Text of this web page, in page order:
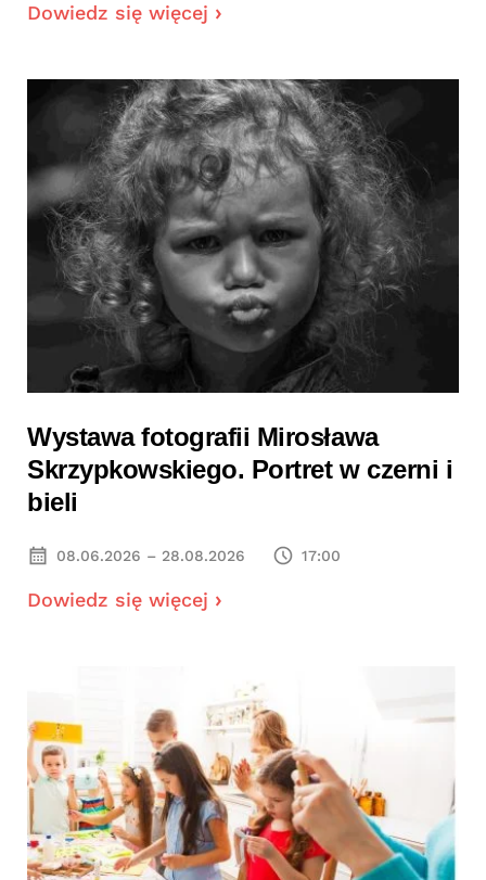
Dowiedz się więcej
Wystawa fotografii Mirosława
Skrzypkowskiego. Portret w czerni i
bieli
08.06.2026 – 28.08.2026 17:00
Dowiedz się więcej